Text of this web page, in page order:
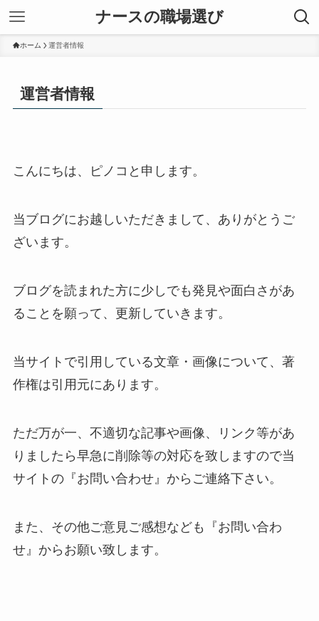
ナースの職場選び
ホーム 運営者情報
運営者情報
こんにちは、ピノコと申します。
当ブログにお越しいただきまして、ありがとうご
ざいます。
ブログを読まれた方に少しでも発見や面白さがあ
ることを願って、更新していきます。
当サイトで引用している文章・画像について、著
作権は引用元にあります。
ただ万が一、不適切な記事や画像、リンク等があ
りましたら早急に削除等の対応を致しますので当
サイトの『お問い合わせ』からご連絡下さい。
また、その他ご意見ご感想なども『お問い合わ
せ』からお願い致します。